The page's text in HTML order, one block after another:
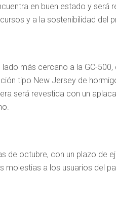
en buen estado y será
y a la sostenibilidad del
más cercano a la GC-500,
tipo New Jersey de
será revestida con un
de octubre, con un plazo de
molestias a los usuarios del